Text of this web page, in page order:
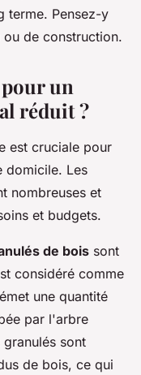
terme. Pensez-y
de construction.
un
réduit ?
est cruciale pour
domicile. Les
nombreuses et
et budgets.
de bois sont
considéré comme
une quantité
par l'arbre
sont
de bois, ce qui